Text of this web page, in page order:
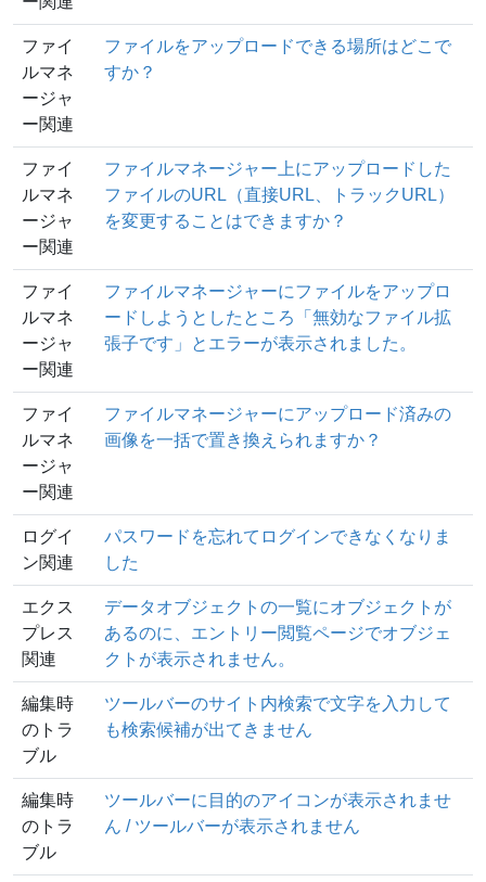
ファイ
ルマネ
ージャ
ー関連
ファイルをアップロードできる場所はどこで
すか？
ファイ
ルマネ
ージャ
ー関連
ファイルマネージャー上にアップロードした
ファイルのURL（直接URL、トラックURL）
を変更することはできますか？
ファイ
ルマネ
ージャ
ー関連
ファイルマネージャーにファイルをアップロ
ードしようとしたところ「無効なファイル拡
張子です」とエラーが表示されました。
ファイ
ルマネ
ージャ
ー関連
ファイルマネージャーにアップロード済みの
画像を一括で置き換えられますか？
ログイ
ン関連
パスワードを忘れてログインできなくなりま
した
エクス
プレス
関連
データオブジェクトの一覧にオブジェクトが
あるのに、エントリー閲覧ページでオブジェ
クトが表示されません。
編集時
のトラ
ブル
ツールバーのサイト内検索で文字を入力して
も検索候補が出てきません
編集時
のトラ
ブル
ツールバーに目的のアイコンが表示されませ
ん / ツールバーが表示されません